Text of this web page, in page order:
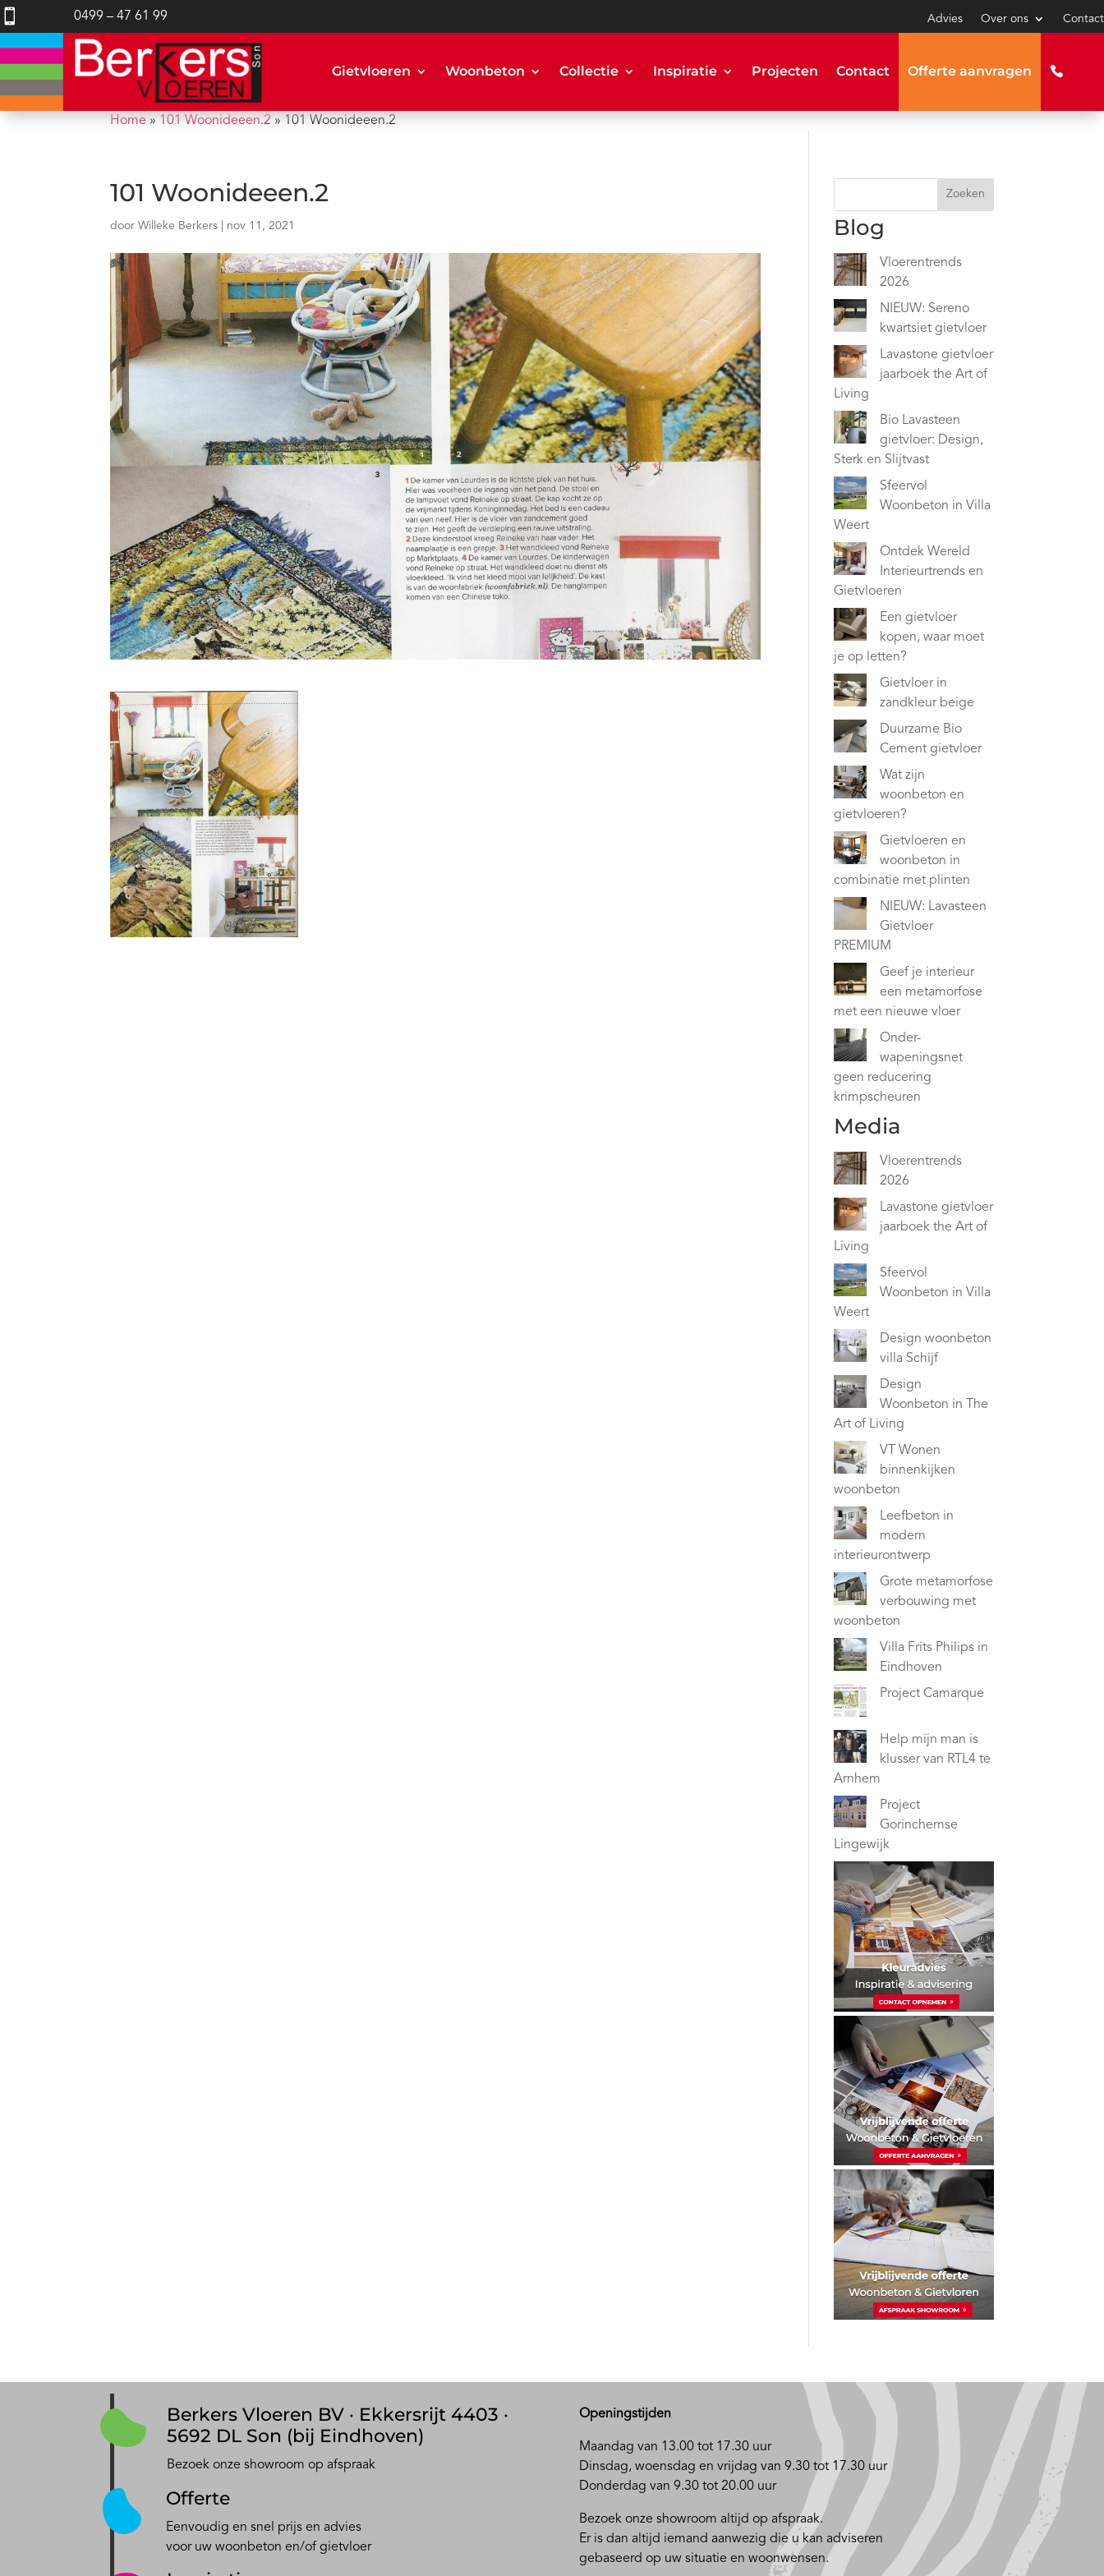
 0499 – 47 61 99 Advies Over ons Contact
Gietvloeren Woonbeton Collectie Inspiratie Projecten Contact Offerte aanvragen
Home » 101 Woonideeen.2 » 101 Woonideeen.2
101 Woonideeen.2
doorWilleke Berkers nov 11, 2021
Zoeken
Blog
Vloerentrends
2026
NIEUW: Sereno
kwartsiet gietvloer
Lavastone gietvloer
jaarboek the Art of
Living
Bio Lavasteen
gietvloer: Design,
Sterk en Slijtvast
Sfeervol
Woonbeton in Villa
Weert
Ontdek Wereld
Interieurtrends en
Gietvloeren
Een gietvloer
kopen, waar moet
je op letten?
Gietvloer in
zandkleur beige
Duurzame Bio
Cement gietvloer
Wat zijn
woonbeton en
gietvloeren?
Gietvloeren en
woonbeton in
combinatie met plinten
NIEUW: Lavasteen
Gietvloer
PREMIUM
Geef je interieur
een metamorfose
met een nieuwe vloer
Onder-
wapeningsnet
geen reducering
krimpscheuren
Media
Vloerentrends
2026
Lavastone gietvloer
jaarboek the Art of
Living
Sfeervol
Woonbeton in Villa
Weert
Design woonbeton
villa Schijf
Design
Woonbeton in The
Art of Living
VT Wonen
binnenkijken
woonbeton
Leefbeton in
modern
interieurontwerp
Grote metamorfose
verbouwing met
woonbeton
Villa Frits Philips in
Eindhoven
Project Camarque
Help mijn man is
klusser van RTL4 te
Arnhem
Project
Gorinchemse
Lingewijk
Berkers Vloeren BV · Ekkersrijt 4403 ·
5692 DL Son (bij Eindhoven)
Bezoek onze showroom op afspraak
Offerte
Eenvoudig en snel prijs en advies
voor uw woonbeton en/of gietvloer
Openingstijden
Maandag van 13.00 tot 17.30 uur
Dinsdag, woensdag en vrijdag van 9.30 tot 17.30 uur
Donderdag van 9.30 tot 20.00 uur
Bezoek onze showroom altijd op afspraak.
Er is dan altijd iemand aanwezig die u kan adviseren
gebaseerd op uw situatie en woonwensen.